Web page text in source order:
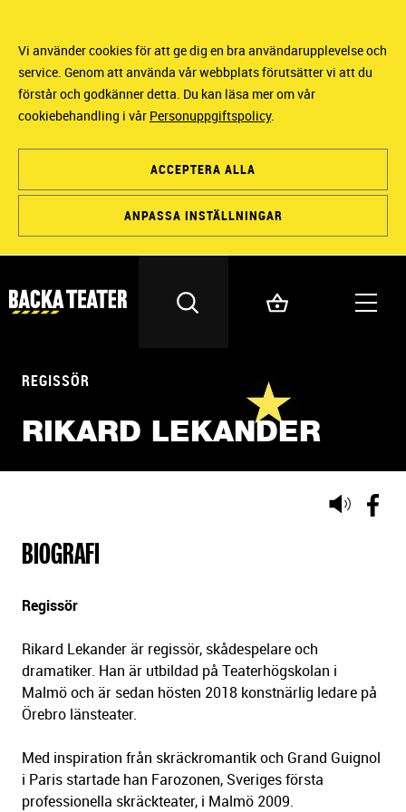
Vi använder cookies för att ge dig en bra användarupplevelse och
service. Genom att använda vår webbplats förutsätter vi att du
förstår och godkänner detta. Du kan läsa mer om vår
cookiebehandling i vår Personuppgiftspolicy.
ACCEPTERA ALLA
ANPASSA INSTÄLLNINGAR
REGISSÖR
RIKARD LEKANDER
Lyssna
BIOGRAFI
Regissör
Rikard Lekander är regissör, skådespelare och
dramatiker. Han är utbildad på Teaterhögskolan i
Malmö och är sedan hösten 2018 konstnärlig ledare på
Örebro länsteater.
Med inspiration från skräckromantik och Grand Guignol
i Paris startade han Farozonen, Sveriges första
professionella skräckteater, i Malmö 2009.